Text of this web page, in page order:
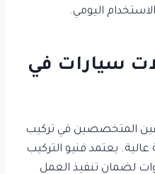
اليومي.
سيارات في
المتخصصين في تركيب
يعتمد فنيو التركيب
لضمان تنفيذ العمل